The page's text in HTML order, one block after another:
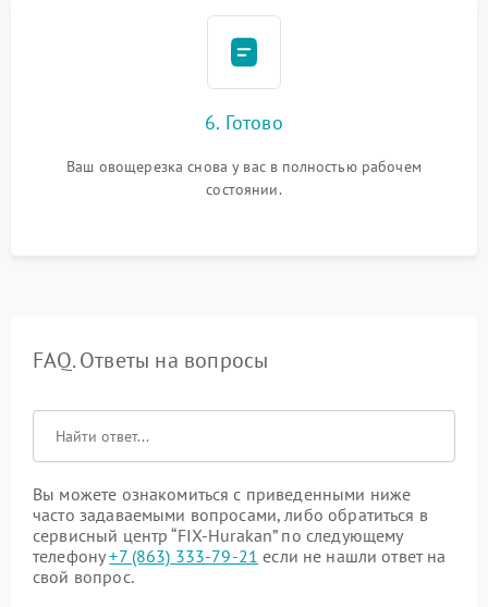
6. Готово
Ваш овощерезка снова у вас в полностью рабочем
состоянии.
FAQ. Ответы на вопросы
Вы можете ознакомиться с приведенными ниже
часто задаваемыми вопросами, либо обратиться в
сервисный центр “FIX-Hurakan” по следующему
телефону+7 (863) 333-79-21 если не нашли ответ на
свой вопрос.